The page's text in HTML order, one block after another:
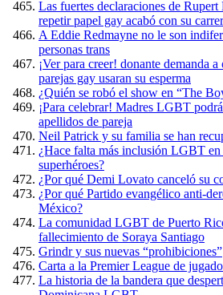
Las fuertes declaraciones de
repetir papel gay acabó con su
A Eddie Redmayne no le son
personas trans
¡Ver para creer! donante demanda
parejas gay usaran su esperma
¿Quién se robó el show en “The
¡Para celebrar! Madres LGBT
apellidos de pareja
Neil Patrick y su familia se han
¿Hace falta más inclusión LGBT en
superhéroes?
¿Por qué Demi Lovato canceló su
¿Por qué Partido evangélico anti-
México?
La comunidad LGBT de Puerto
fallecimiento de Soraya Santiago
Grindr y sus nuevas “prohibiciones”
Carta a la Premier League de
La historia de la bandera que